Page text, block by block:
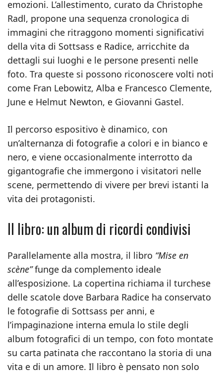
emozioni. L’allestimento, curato da Christophe
Radl, propone una sequenza cronologica di
immagini che ritraggono momenti significativi
della vita di Sottsass e Radice, arricchite da
dettagli sui luoghi e le persone presenti nelle
foto. Tra queste si possono riconoscere volti noti
come Fran Lebowitz, Alba e Francesco Clemente,
June e Helmut Newton, e Giovanni Gastel.
Il percorso espositivo è dinamico, con
un’alternanza di fotografie a colori e in bianco e
nero, e viene occasionalmente interrotto da
gigantografie che immergono i visitatori nelle
scene, permettendo di vivere per brevi istanti la
vita dei protagonisti.
Il libro: un album di ricordi condivisi
Parallelamente alla mostra, il libro “Mise en
scène”funge da complemento ideale
all’esposizione. La copertina richiama il turchese
delle scatole dove Barbara Radice ha conservato
le fotografie di Sottsass per anni, e
l’impaginazione interna emula lo stile degli
album fotografici di un tempo, con foto montate
su carta patinata che raccontano la storia di una
vita e di un amore. Il libro è pensato non solo